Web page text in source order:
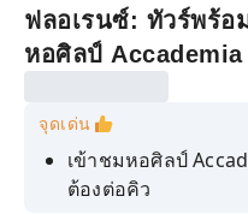
ฟลอเรนซ์: ทัวร์พร้อ
หอศิลป์
จุดเด่น
เข้าชมหอศิลป์
ต้องต่อคิว